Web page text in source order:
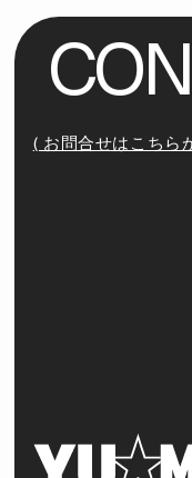
CON
( お問合せはこちら